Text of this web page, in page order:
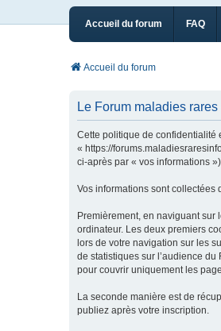
Accueil du forum FAQ
Accueil du forum
Le Forum maladies
Cette politique de confidentialité
« https://
ci-après par « vos informations
Vos informations sont collectées
Premièrement, en naviguant
ordinateur. Les deux premiers
lors de votre navigation sur les
de statistiques sur l’audience
pour couvrir uniquement les
La seconde manière est de
publiez après votre inscription.